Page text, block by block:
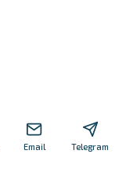
Email Telegram